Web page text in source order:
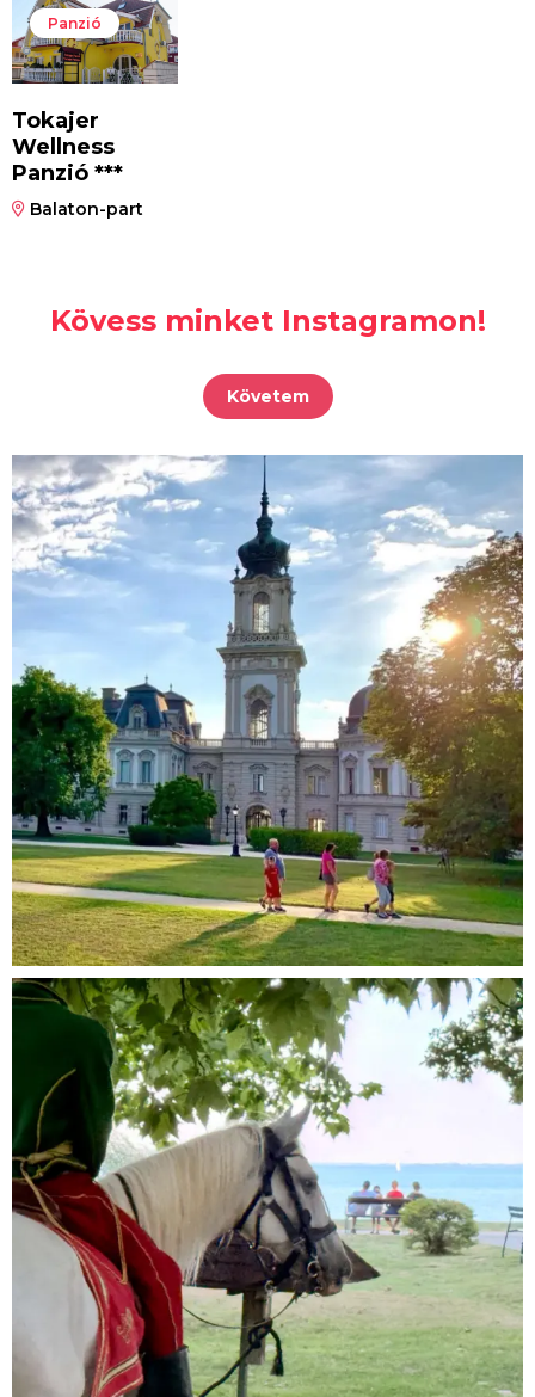
Panzió
Tokajer
Wellness
Panzió ***
Balaton-part
Kövess minket Instagramon!
Követem